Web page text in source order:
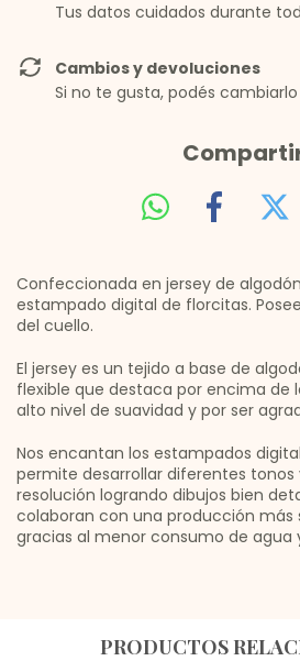
Tus datos cuidados durante
Cambios y devoluciones
Si no te gusta, podés
Confeccionada en jersey de
estampado digital de florcitas.
del cuello.
El jersey es un tejido a base de
flexible que destaca por encima de
alto nivel de suavidad y por ser
Nos encantan los estampados
permite desarrollar diferentes
resolución logrando dibujos bien
colaboran con una producción más
gracias al menor consumo de agua
PRODUCTOS